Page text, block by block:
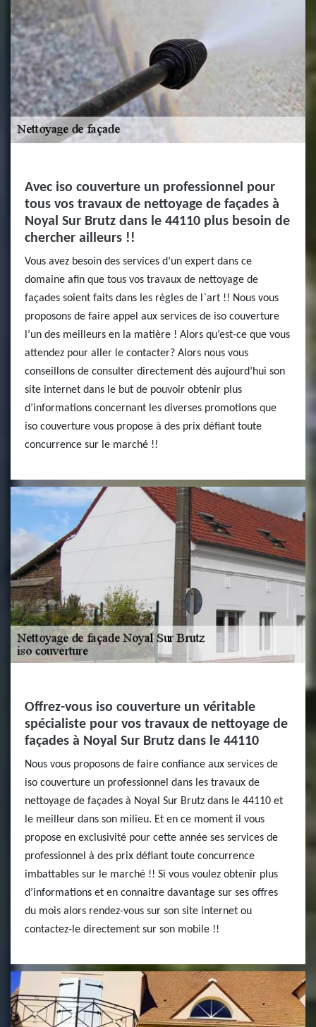
Avec iso couverture un professionnel pour
tous vos travaux de nettoyage de façades à
Noyal Sur Brutz dans le 44110 plus besoin de
chercher ailleurs !!
Vous avez besoin des services d’un expert dans ce
domaine afin que tous vos travaux de nettoyage de
façades soient faits dans les règles de l`art !! Nous vous
proposons de faire appel aux services de iso couverture
l’un des meilleurs en la matière ! Alors qu’est-ce que vous
attendez pour aller le contacter? Alors nous vous
conseillons de consulter directement dès aujourd’hui son
site internet dans le but de pouvoir obtenir plus
d’informations concernant les diverses promotions que
iso couverture vous propose à des prix défiant toute
concurrence sur le marché !!
Offrez-vous iso couverture un véritable
spécialiste pour vos travaux de nettoyage de
façades à Noyal Sur Brutz dans le 44110
Nous vous proposons de faire confiance aux services de
iso couverture un professionnel dans les travaux de
nettoyage de façades à Noyal Sur Brutz dans le 44110 et
le meilleur dans son milieu. Et en ce moment il vous
propose en exclusivité pour cette année ses services de
professionnel à des prix défiant toute concurrence
imbattables sur le marché !! Si vous voulez obtenir plus
d’informations et en connaitre davantage sur ses offres
du mois alors rendez-vous sur son site internet ou
contactez-le directement sur son mobile !!